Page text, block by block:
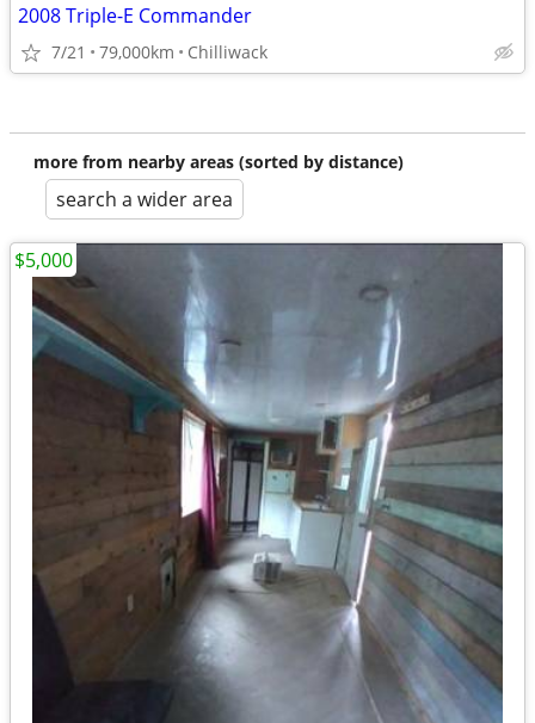
2008 Triple-E Commander
7/21 79,000km Chilliwack
more from nearby areas (sorted by distance)
search a wider area
$5,000